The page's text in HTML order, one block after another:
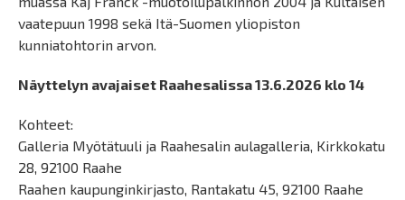
vaatepuun 1998 sekä Itä-Suomen yliopiston
kunniatohtorin arvon.
Näyttelyn avajaiset Raahesalissa 13.6.2026 klo 14
Kohteet:
Galleria Myötätuuli ja Raahesalin aulagalleria, Kirkkokatu
28, 92100 Raahe
Raahen kaupunginkirjasto, Rantakatu 45, 92100 Raahe